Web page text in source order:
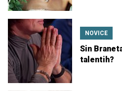
NOVICE
Sin
talentih?